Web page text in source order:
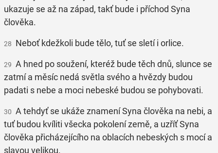
ukazuje se až na západ, takť bude i příchod Syna
člověka.
28 Neboť kdežkoli bude tělo, tuť se sletí i orlice.
29 A hned po soužení, kteréž bude těch dnů, slunce se
zatmí a měsíc nedá světla svého a hvězdy budou
padati s nebe a moci nebeské budou se pohybovati.
30 A tehdyť se ukáže znamení Syna člověka na nebi, a
tuť budou kvíliti všecka pokolení země, a uzříť Syna
člověka přicházejícího na oblacích nebeských s mocí a
slavou velikou.